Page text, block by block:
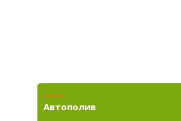
Автополив